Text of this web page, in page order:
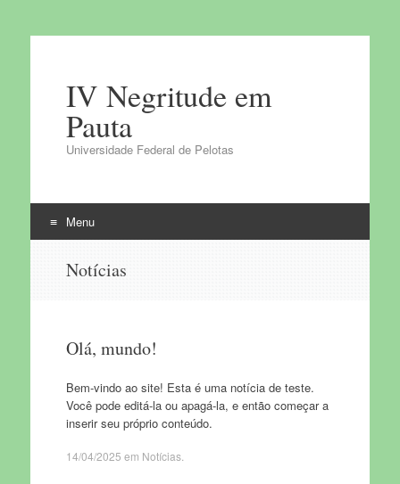
IV Negritude em
Pauta
Universidade Federal de Pelotas
Menu
Notícias
Olá, mundo!
Bem-vindo ao site! Esta é uma notícia de teste.
Você pode editá-la ou apagá-la, e então começar a
inserir seu próprio conteúdo.
14/04/2025 em Notícias.